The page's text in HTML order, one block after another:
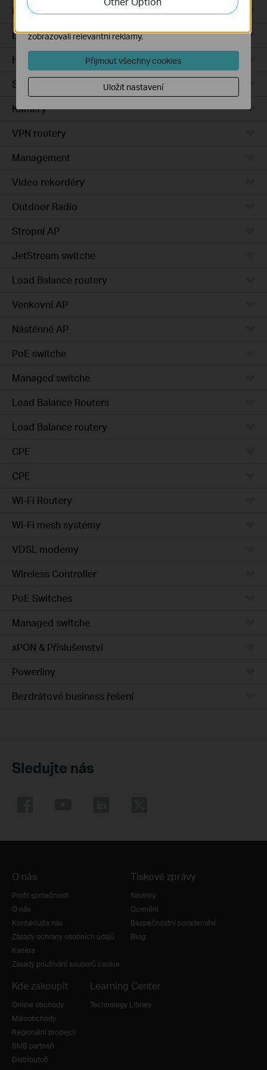
Integrated Gateways
DSL Gateways
Hardware
Software
Kamery
VPN routery
Management
Video rekordéry
Outdoor Radio
Stropní AP
JetStream switche
Load Balance routery
Venkovní AP
Nástěnné AP
PoE switche
Managed switche
Load Balance Routers
Load Balance routery
CPE
CPE
Wi-Fi Routery
Wi-Fi mesh systémy
VDSL modemy
Wireless Controller
PoE Switches
Managed switche
xPON & Příslušenství
Powerliny
Bezdrátové business řešení
Sledujte nás
O nás
Profil společnosti
O nás
Kontaktujte nás
Zásady ochrany osobních údajů
Kariéra
Zásady používání souborů cookie
Tiskové zprávy
Novinky
Ocenění
Bezpečnostní poradenství
Blog
Kde zakoupit
Online obchody
Maloobchody
Regionální prodejci
SMB partneři
Distributoři
Learning Center
Technology Library
Marketingové soubory cookie mohou prostřednictvím
zobrazovali relevantní reklamy.
Přijmout všechny cookies
Uložit nastavení